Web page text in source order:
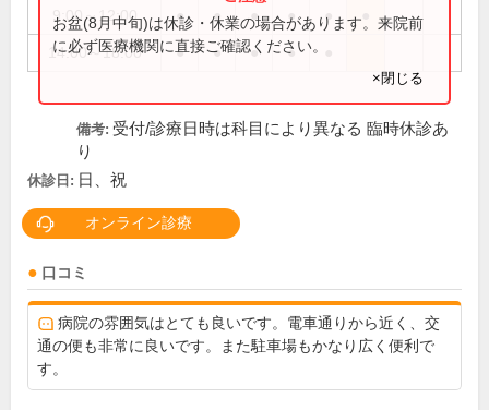
9:00～12:00 ● ● ● ● ●
14:00～18:00 ● ● ● ●
お盆(8月中旬)は休診・休業の場合があります。来院前
に必ず医療機関に直接ご確認ください。
×閉じる
備考: 受付/診療日時は科目により異なる 臨時休診あ
り
休診日: 日、祝
オンライン診療
口コミ
病院の雰囲気はとても良いです。電車通りから近く、交
通の便も非常に良いです。また駐車場もかなり広く便利で
す。